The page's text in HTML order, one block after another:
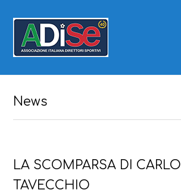
News
LA SCOMPARSA DI CARLO
TAVECCHIO